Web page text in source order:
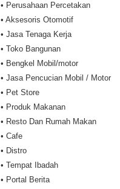
• Perusahaan Percetakan
• Aksesoris Otomotif
• Jasa Tenaga Kerja
• Toko Bangunan
• Bengkel Mobil/motor
• Jasa Pencucian Mobil / Motor
• Pet Store
• Produk Makanan
• Resto Dan Rumah Makan
• Cafe
• Distro
• Tempat Ibadah
• Portal Berita